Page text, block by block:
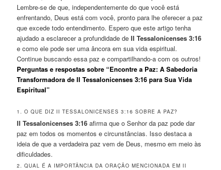
Lembre-se de que, independentemente do que você está
enfrentando, Deus está com você, pronto para lhe oferecer a paz
que excede todo entendimento. Espero que este artigo tenha
ajudado a esclarecer a profundidade deII Tessalonicenses 3:16
e como ele pode ser uma âncora em sua vida espiritual.
Continue buscando essa paz e compartilhando-a com os outros!
Perguntas e respostas sobre “Encontre a Paz: A Sabedoria
Transformadora de II Tessalonicenses 3:16 para Sua Vida
Espiritual”
1. O QUE DIZ II TESSALONICENSES 3:16 SOBRE A PAZ?
II Tessalonicenses 3:16 afirma que o Senhor da paz pode dar
paz em todos os momentos e circunstâncias. Isso destaca a
ideia de que a verdadeira paz vem de Deus, mesmo em meio às
dificuldades.
2. QUAL É A IMPORTÂNCIA DA ORAÇÃO MENCIONADA EM II